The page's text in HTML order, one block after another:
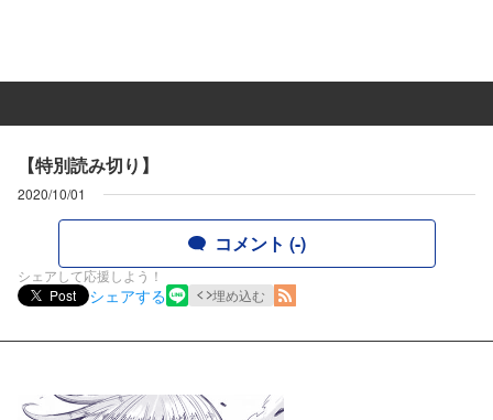
【特別読み切り】
2020/10/01
コメント (-)
シェアして応援しよう！
Post
シェアする 埋め込む